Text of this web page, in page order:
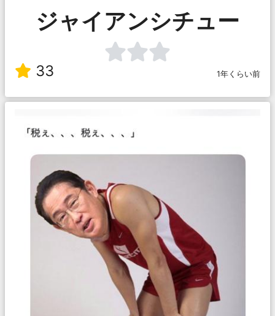
ジャイアンシチュー
33 1年くらい前